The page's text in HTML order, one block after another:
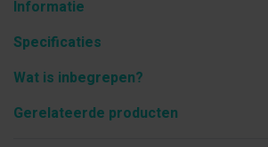
Informatie
Specificaties
Wat is inbegrepen?
Gerelateerde producten